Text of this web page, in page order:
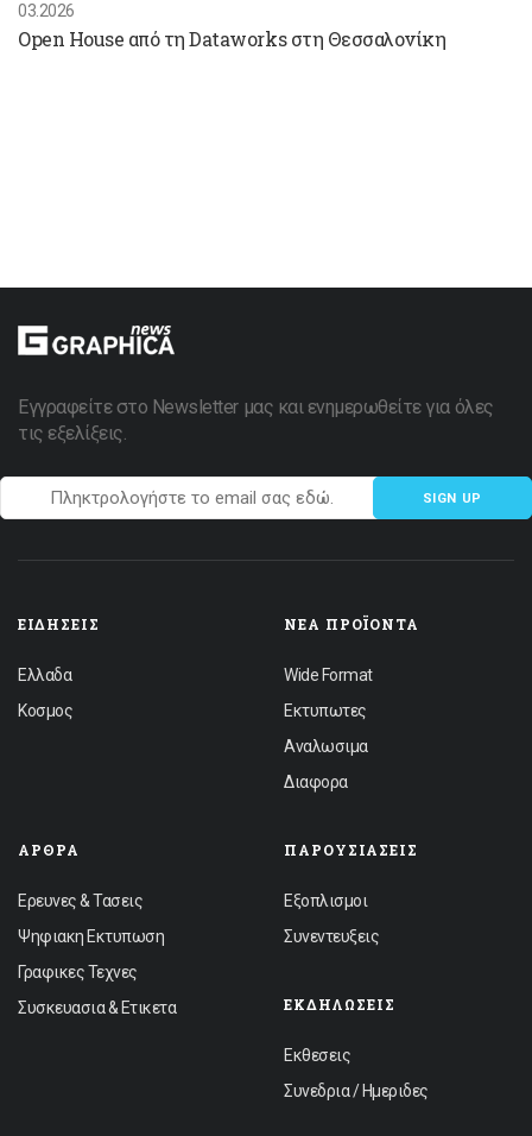
03.2026
Open House από τη Dataworks στη Θεσσαλονίκη
Εγγραφείτε στο Newsletter μας και ενημερωθείτε για όλες
τις εξελίξεις.
SIGN UP
ΕΙΔΉΣΕΙΣ
Ελλαδα
Κοσμος
ΝΈΑ ΠΡΟΪΌΝΤΑ
Wide Format
Εκτυπωτες
Αναλωσιμα
Διαφορα
ΆΡΘΡΑ
Ερευνες & Τασεις
Ψηφιακη Εκτυπωση
Γραφικες Τεχνες
Συσκευασια & Ετικετα
ΠΑΡΟΥΣΙΆΣΕΙΣ
Εξοπλισμοι
Συνεντευξεις
ΕΚΔΗΛΏΣΕΙΣ
Εκθεσεις
Συνεδρια / Ημεριδες